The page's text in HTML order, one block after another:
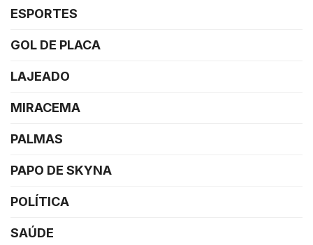
ESPORTES
GOL DE PLACA
LAJEADO
MIRACEMA
PALMAS
PAPO DE SKYNA
POLÍTICA
SAÚDE